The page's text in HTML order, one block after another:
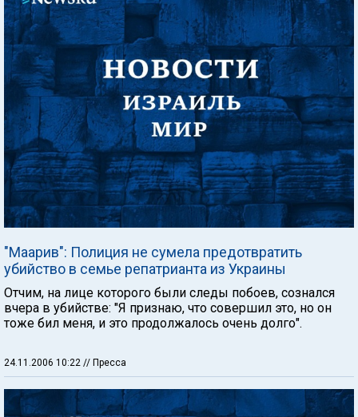
"Маарив": Полиция не сумела предотвратить
убийство в семье репатрианта из Украины
Отчим, на лице которого были следы побоев, сознался
вчера в убийстве: "Я признаю, что совершил это, но он
тоже бил меня, и это продолжалось очень долго".
24.11.2006 10:22 // Пресса